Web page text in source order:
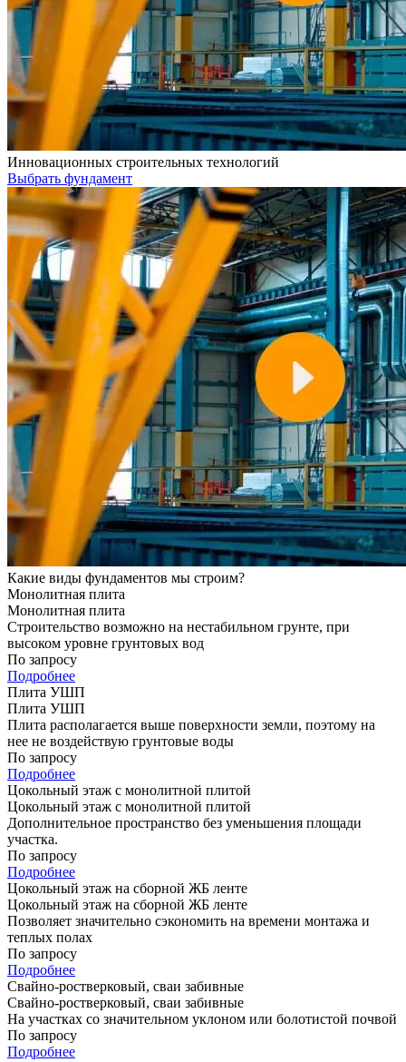
Инновационных строительных технологий
Выбрать фундамент
Какие виды фундаментов мы строим?
Монолитная плита
Монолитная плита
Строительство возможно на нестабильном грунте, при
высоком уровне грунтовых вод
По запросу
Подробнее
Плита УШП
Плита УШП
Плита располагается выше поверхности земли, поэтому на
нее не воздействую грунтовые воды
По запросу
Подробнее
Цокольный этаж с монолитной плитой
Цокольный этаж с монолитной плитой
Дополнительное пространство без уменьшения площади
участка.
По запросу
Подробнее
Цокольный этаж на сборной ЖБ ленте
Цокольный этаж на сборной ЖБ ленте
Позволяет значительно сэкономить на времени монтажа и
теплых полах
По запросу
Подробнее
Свайно-ростверковый, сваи забивные
Свайно-ростверковый, сваи забивные
На участках со значительном уклоном или болотистой почвой
По запросу
Подробнее